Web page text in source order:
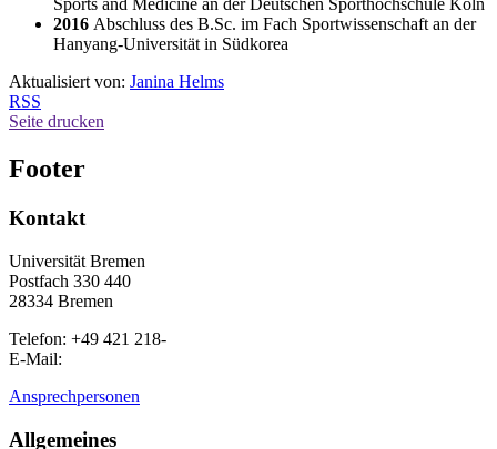
Sports and Medicine an der Deutschen Sporthochschule Köln
2016 Abschluss des B.Sc. im Fach Sportwissenschaft an der
Hanyang-Universität in Südkorea
Aktualisiert von: Janina Helms
RSS
Seite drucken
Footer
Kontakt
Universität Bremen
Postfach 330 440
28334 Bremen
Telefon: +49 421 218-
E-Mail:
Ansprechpersonen
Allgemeines